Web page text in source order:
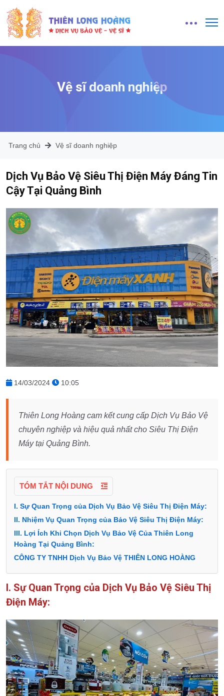
Vệ sĩ doanh nghiệp
Trang chủ Vệ sĩ doanh nghiệp
Dịch Vụ Bảo Vệ Siêu Thị Điện Máy Đáng Tin
Cậy Tại Quảng Bình
14/03/2024 10:05
Thiên Long Hoàng cam kết cung cấp Dịch Vụ Bảo Vệ
chuyên nghiệp và hiệu quả nhất cho Siêu Thị Điện
Máy tại Quảng Bình.
TÓM TẮT NỘI DUNG
I. Sự Quan Trọng của Dịch Vụ Bảo Vệ Siêu Thị Điện Máy:
II. Nhiệm Vụ Quan Trọng của Bảo Vệ Siêu Thị Điện Máy:
III. Lợi Ích Khi Chọn Dịch Vụ Bảo Vệ Của Thiên Long
Hoàng Tại Quảng Bình:
CÔNG TY TNHH Dịch Vụ Bảo Vệ THIÊN LONG HOÀNG
I. Sự Quan Trọng của Dịch Vụ Bảo Vệ Siêu Thị
Điện Máy: